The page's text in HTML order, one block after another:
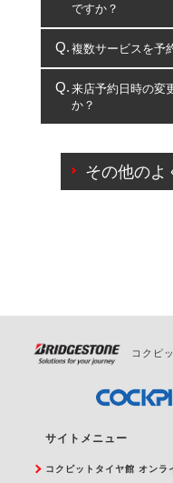
ですか？
コクピット・タイ
複数サービスを予
複数サービスのご
一部の商品・サービ
出来ないものもござい
来店予約日時の変
か？
ご来店予約日の3
の日時変更につき
その他のよ
コクピ
サイトメニュー
コクピットタイヤ館 オンラ